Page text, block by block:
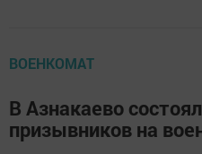
ВОЕНКОМАТ
В Азнакаево
призывников на